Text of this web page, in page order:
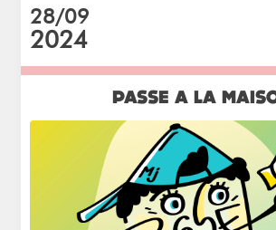
28/09
2024
PASSE A LA